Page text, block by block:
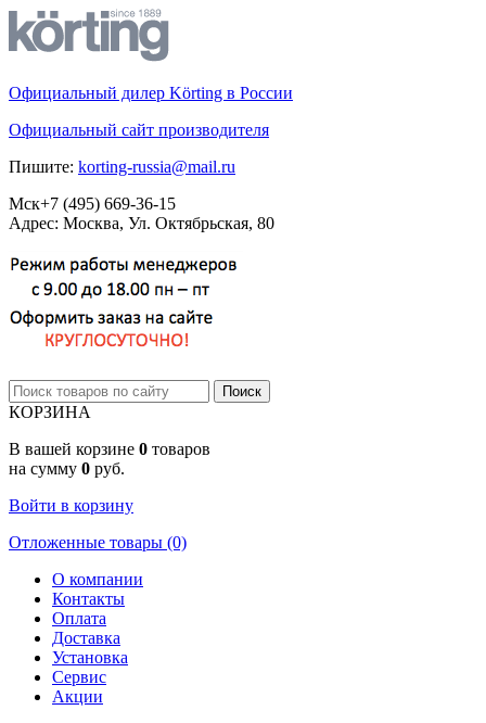
Официальный дилер Körting в России
Официальный сайт производителя
Пишите: korting-russia@mail.ru
Мск+7 (495) 669-36-15
Адрес: Москва, Ул. Октябрьская, 80
КОРЗИНА
В вашей корзине 0 товаров
на сумму 0 руб.
Войти в корзину
Отложенные товары (0)
О компании
Контакты
Оплата
Доставка
Установка
Сервис
Акции